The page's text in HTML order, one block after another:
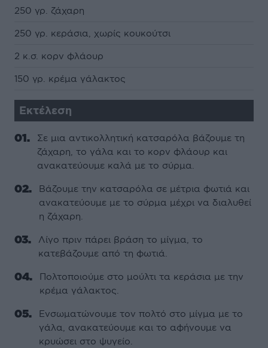
250 γρ. ζάχαρη
250 γρ. κεράσια, χωρίς κουκούτσι
2 κ.σ. κορν φλάουρ
150 γρ. κρέμα γάλακτος
Εκτέλεση
Σε μια αντικολλητική κατσαρόλα βάζουμε τη
ζάχαρη, το γάλα και το κορν φλάουρ και
ανακατεύουμε καλά με το σύρμα.
Βάζουμε την κατσαρόλα σε μέτρια φωτιά και
ανακατεύουμε με το σύρμα μέχρι να διαλυθεί
η ζάχαρη.
Λίγο πριν πάρει βράση το μίγμα, το
κατεβάζουμε από τη φωτιά.
Πολτοποιούμε στο μούλτι τα κεράσια με την
κρέμα γάλακτος.
Ενσωματώνουμε τον πολτό στο μίγμα με το
γάλα, ανακατεύουμε και το αφήνουμε να
κρυώσει στο ψυγείο.